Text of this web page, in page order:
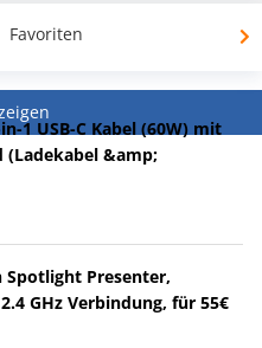
Favoriten
in-1 USB-C Kabel (60W) mit
(Ladekabel &amp;
Spotlight Presenter,
GHz Verbindung, für 55€